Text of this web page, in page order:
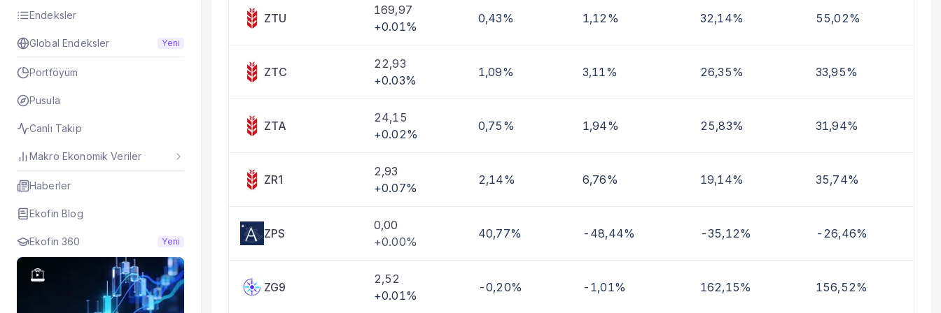
Endeksler
Global Endeksler Yeni
Portföyüm
Pusula
Canlı Takip
Makro Ekonomik Veriler
Haberler
Ekofin Blog
Ekofin 360 Yeni
Taşınan Fonlar
Fiyat Endeks Değişimi
ZTU
169,97
+0.01%
0,43% 1,12% 32,14% 55,02%
ZTC
22,93
+0.03%
1,09% 3,11% 26,35% 33,95%
ZTA
24,15
+0.02%
0,75% 1,94% 25,83% 31,94%
ZR1
2,93
+0.07%
2,14% 6,76% 19,14% 35,74%
ZPS
0,00
+0.00%
40,77% -48,44% -35,12% -26,46%
ZG9
2,52
+0.01%
-0,20% -1,01% 162,15% 156,52%